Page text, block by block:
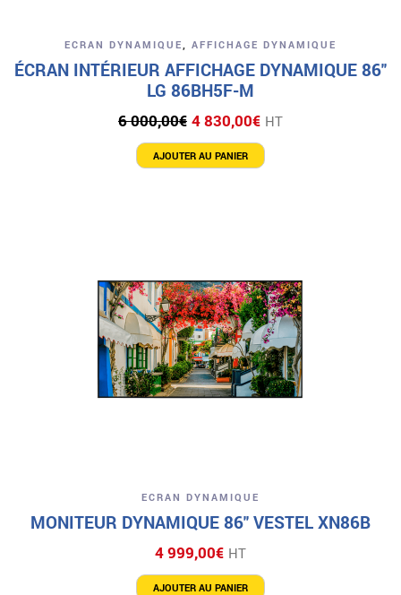
ECRAN DYNAMIQUE AFFICHAGE DYNAMIQUE
ÉCRAN INTÉRIEUR AFFICHAGE DYNAMIQUE 86″
LG 86BH5F-M
6 000,00€ Le
prix
initial
4 830,00€Le
prix
actuel
HT
AJOUTER AU PANIER
ECRAN DYNAMIQUE
MONITEUR DYNAMIQUE 86″ VESTEL XN86B
4 999,00€ HT
AJOUTER AU PANIER